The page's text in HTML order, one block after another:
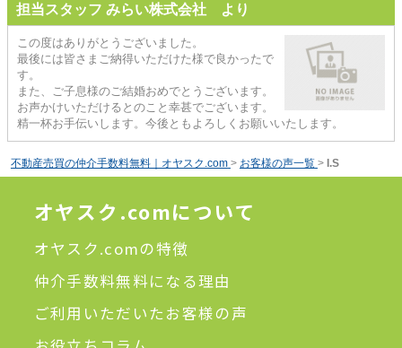
担当スタッフ みらい株式会社 より
この度はありがとうございました。
最後には皆さまご納得いただけた様で良かったで
す。
また、ご子息様のご結婚おめでとうございます。
お声かけいただけるとのこと幸甚でございます。
精一杯お手伝いします。今後ともよろしくお願いいたします。
不動産売買の仲介手数料無料｜オヤスク.com > お客様の声一覧 > I.S
オヤスク.comについて
オヤスク.comの特徴
仲介手数料無料になる理由
ご利用いただいたお客様の声